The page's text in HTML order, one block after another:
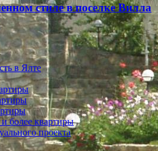
стиле в поселке Вилла
в Ялте
более квартиры
проекта